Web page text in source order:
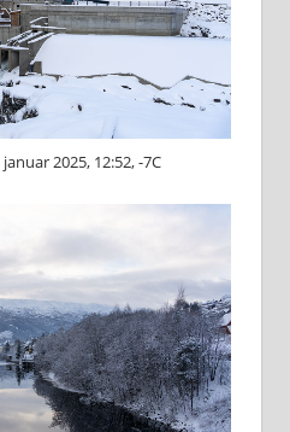
2025, 12:52, -7C